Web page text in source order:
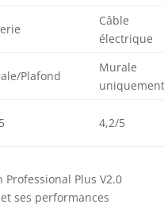
Câble
électrique
Plafond
Murale
uniquement
4,2/5
Professional Plus V2.0
ses performances